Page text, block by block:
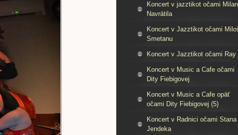
Koncert v jazztikot očami
Navrátila
Koncert v Jazztikot očami
Smetanu
Koncert v Jazztikot očami Ray
Koncert v Music a Cafe očami
Dity Fiebigovej
Koncert v Music a Cafe opäť
očami Dity Fiebigovej (5)
Koncert v Radnici očami Stana
Jendeka